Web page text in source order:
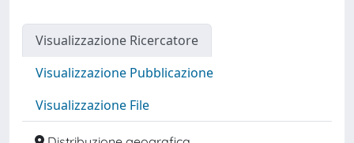
Visualizzazione Ricercatore
Visualizzazione Pubblicazione
Visualizzazione File